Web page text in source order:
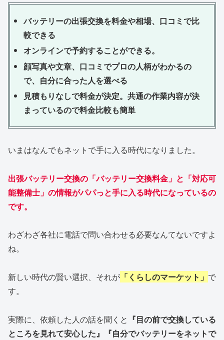
バッテリーの出張交換を料金や相場、口コミで比
較できる
オンラインで予約することができる。
顔写真や文章、口コミでプロの人柄がわかるの
で、自分に合った人を選べる
見積もりなしで料金が決定。共通の作業内容が決
まっているので料金比較も簡単
いまはなんでもネットで手に入る時代になりました。
出張バッテリー交換の「バッテリー交換料金」と「対応可
能整備士」の情報がパパっと手に入る時代になっているの
です。
わざわざ各社に電話で問い合わせる必要なんてないですよ
ね。
新しい時代の賢い選択、それが 「くらしのマーケット」 で
す。
実際に、依頼した人の話を聞くと 『目の前で交換している
ところを見れて安心した』『自分でバッテリーをネットで